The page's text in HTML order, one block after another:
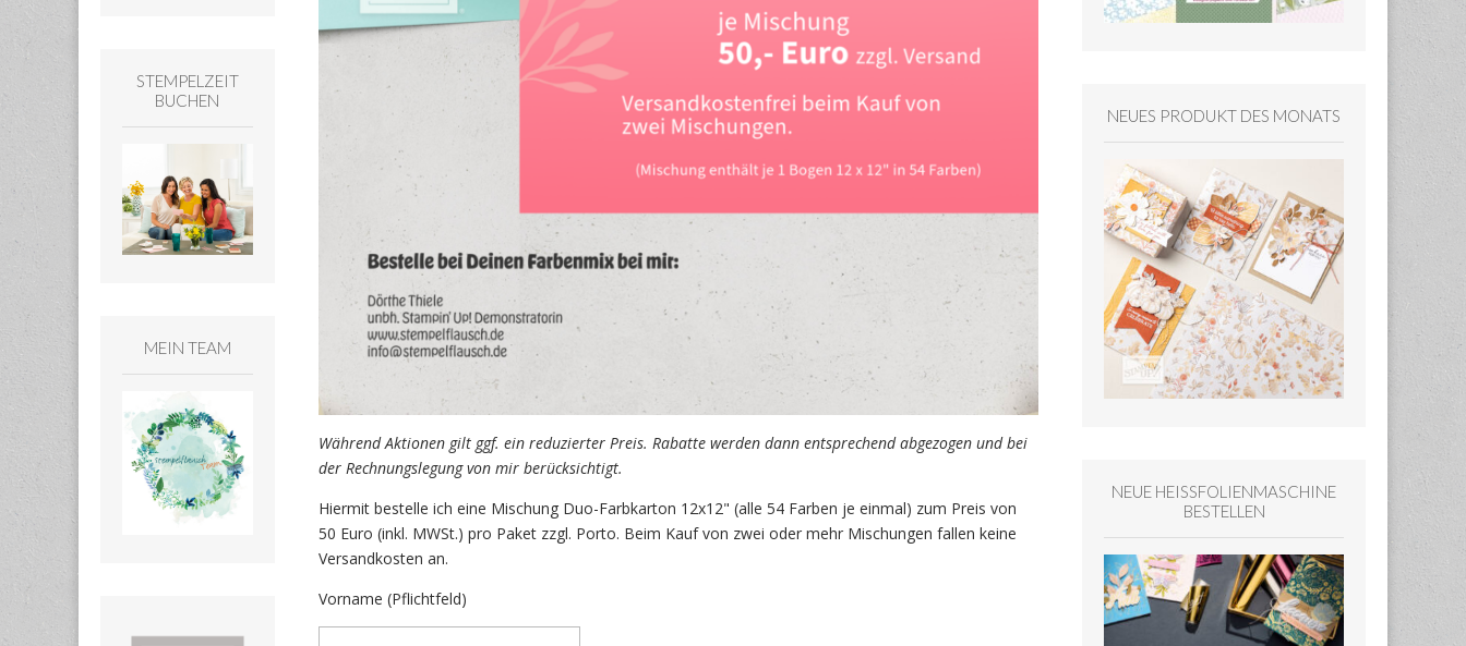
Während Aktionen gilt ggf. ein reduzierter Preis. Rabatte werden dann entsprechend abgezogen und bei
der Rechnungslegung von mir berücksichtigt.
Hiermit bestelle ich eine Mischung Duo-Farbkarton 12x12" (alle 54 Farben je einmal) zum Preis von
50 Euro (inkl. MWSt.) pro Paket zzgl. Porto. Beim Kauf von zwei oder mehr Mischungen fallen keine
Versandkosten an.
Vorname (Pflichtfeld)
STEMPELZEIT
BUCHEN
MEIN TEAM
NEUES PRODUKT DES MONATS
NEUE HEISSFOLIENMASCHINE
BESTELLEN